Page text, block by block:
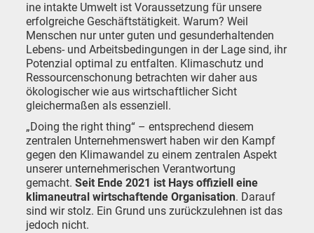
ine intakte Umwelt ist Voraussetzung für unsere
erfolgreiche Geschäftstätigkeit. Warum? Weil
Menschen nur unter guten und gesunderhaltenden
Lebens- und Arbeitsbedingungen in der Lage sind, ihr
Potenzial optimal zu entfalten. Klimaschutz und
Ressourcenschonung betrachten wir daher aus
ökologischer wie aus wirtschaftlicher Sicht
gleichermaßen als essenziell.
„Doing the right thing“ – entsprechend diesem
zentralen Unternehmenswert haben wir den Kampf
gegen den Klimawandel zu einem zentralen Aspekt
unserer unternehmerischen Verantwortung
gemacht. Seit Ende 2021 ist Hays offiziell eine
klimaneutral wirtschaftende Organisation. Darauf
sind wir stolz. Ein Grund uns zurückzulehnen ist das
jedoch nicht.